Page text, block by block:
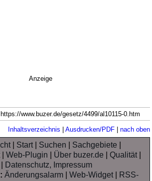
Anzeige
www.buzer.de/gesetz/4499/al10115-0.htm
Inhaltsverzeichnis | Ausdrucken/PDF| nach oben
| Start| Suchen Sachgebiete
|Web-Plugin Über buzer.de |Qualität|
Datenschutz, Impressum
Änderungsalarm |Web-Widget|
RSS-